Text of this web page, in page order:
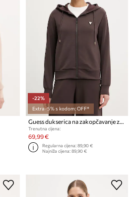
-22%
Extra -5% s kodom: OFF*
Guess dukserica na zakopčavanje za žene OLYMPE
Trenutna cijena:
69,99 €
Regularna cijena:89,90 €
Najniža cijena:89,90 €